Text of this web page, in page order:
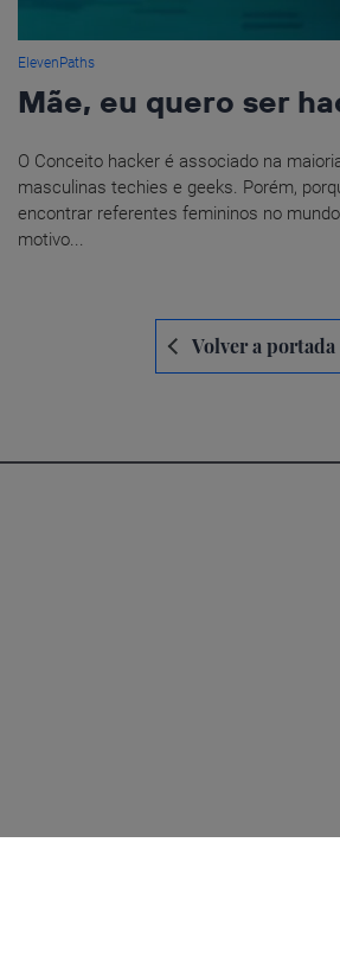
ElevenPaths
Mãe, eu quero ser
O Conceito hacker é associado na
masculinas techies e geeks. Porém,
encontrar referentes femininos no
motivo...
Navegación Volver a portada